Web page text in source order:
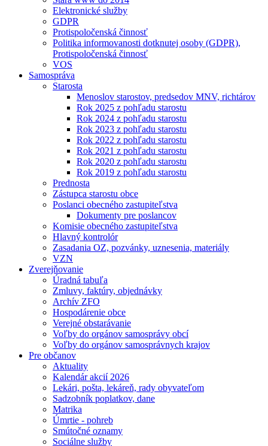
Elektronické služby
GDPR
Protispoločenská činnosť
Politika informovanosti dotknutej osoby (GDPR),
Protispoločenská činnosť
VOS
Samospráva
Starosta
Menoslov starostov, predsedov MNV, richtárov
Rok 2025 z pohľadu starostu
Rok 2024 z pohľadu starostu
Rok 2023 z pohľadu starostu
Rok 2022 z pohľadu starostu
Rok 2021 z pohľadu starostu
Rok 2020 z pohľadu starostu
Rok 2019 z pohľadu starostu
Prednosta
Zástupca starostu obce
Poslanci obecného zastupiteľstva
Dokumenty pre poslancov
Komisie obecného zastupiteľstva
Hlavný kontrolór
Zasadania OZ, pozvánky, uznesenia, materiály
VZN
Zverejňovanie
Úradná tabuľa
Zmluvy, faktúry, objednávky
Archív ZFO
Hospodárenie obce
Verejné obstarávanie
Voľby do orgánov samosprávy obcí
Voľby do orgánov samosprávnych krajov
Pre občanov
Aktuality
Kalendár akcií 2026
Lekári, pošta, lekáreň, rady obyvateľom
Sadzobník poplatkov, dane
Matrika
Úmrtie - pohreb
Smútočné oznamy
Sociálne služby